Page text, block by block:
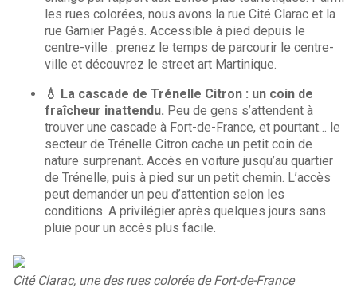
les rues colorées, nous avons la rue Cité Clarac et la
rue Garnier Pagés. Accessible à pied depuis le
centre-ville : prenez le temps de parcourir le centre-
ville et découvrez le street art Martinique.
💧 La cascade de Trénelle Citron : un coin de
fraîcheur inattendu. Peu de gens s’attendent à
trouver une cascade à Fort-de-France, et pourtant… le
secteur de Trénelle Citron cache un petit coin de
nature surprenant. Accès en voiture jusqu’au quartier
de Trénelle, puis à pied sur un petit chemin. L’accès
peut demander un peu d’attention selon les
conditions. A privilégier après quelques jours sans
pluie pour un accès plus facile.
Cité Clarac, une des rues colorée de Fort-de-France